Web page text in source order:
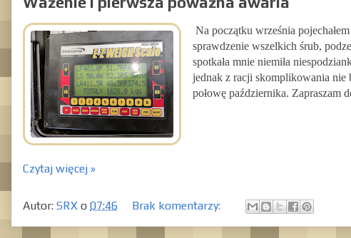
Na początku września
sprawdzenie wszelkich śrub,
spotkała mnie niemiła
jednak z racji skomplikowania nie
połowę października. Zapraszam
Czytaj więcej »
Autor: SRX o 07:46 Brak komentarzy: